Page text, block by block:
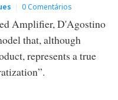
0 Comentários
Amplifier, D'Agostino
that, although
represents a true